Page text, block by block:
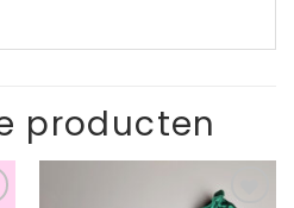
producten